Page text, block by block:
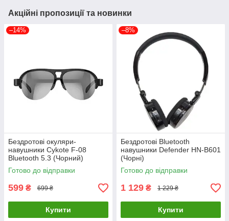
Акційні пропозиції та новинки
–14%
Бездротові окуляри-
навушники Cykote F-08
Bluetooth 5.3 (Чорний)
Готово до відправки
599 ₴ 699 ₴
Купити
–8%
Бездротові Bluetooth
навушники Defender HN-B601
(Чорні)
Готово до відправки
1 129 ₴ 1 229 ₴
Купити